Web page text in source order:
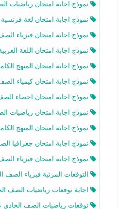
نموذج اجابة امتحان رياضيات الصف
نموذج اجابة امتحان لغة فرنسية للصف
نموذج اجابة امتحان فيزياء الصف الحادي
نموذج اجابة امتحان اللغة العربية
نموذج اجابة امتحان المنهج الكامل كيمياء الصف
نموذج اجابة امتحان كيمياء الصف الحادي
نموذج اجابة امتحان احصاء الصف الحادي
نموذج اجابة امتحان رياضيات الصف الحادي
نموذج اجابة امتحان المنهج الكامل فيزياء
نموذج اجابة امتحان جغرافيا الصف الحادي
نموذج اجابة امتحان فيزياء الصف
التوقعات المرئية فيزياء الصف العاشر
اجابة توقعات رياضيات الصف الحادي عشر علمي
توقعات رياضيات الصف الحادي عشر علمي